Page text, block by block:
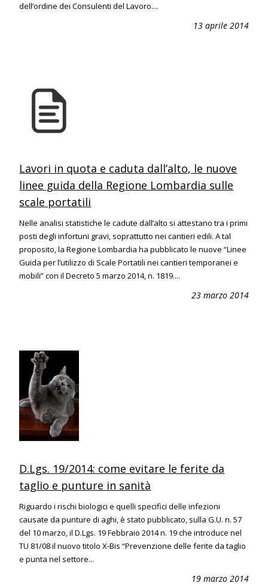
dell’ordine dei Consulenti del Lavoro....
13 aprile 2014
Lavori in quota e caduta dall’alto, le nuove
linee guida della Regione Lombardia sulle
scale portatili
Nelle analisi statistiche le cadute dall’alto si attestano tra i primi
posti degli infortuni gravi, soprattutto nei cantieri edili. A tal
proposito, la Regione Lombardia ha pubblicato le nuove “Linee
Guida per l’utilizzo di Scale Portatili nei cantieri temporanei e
mobili” con il Decreto 5 marzo 2014, n. 1819....
23 marzo 2014
D.Lgs. 19/2014: come evitare le ferite da
taglio e punture in sanità
Riguardo i rischi biologici e quelli specifici delle infezioni
causate da punture di aghi, è stato pubblicato, sulla G.U. n. 57
del 10 marzo, il D.Lgs. 19 Febbraio 2014 n. 19 che introduce nel
TU 81/08 il nuovo titolo X-Bis “Prevenzione delle ferite da taglio
e punta nel settore...
19 marzo 2014